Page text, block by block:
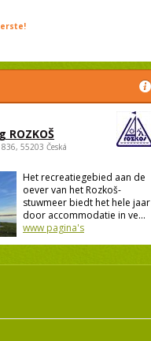
55203 Česká
Het recreatiegebied aan de
oever van het Rozkoš-
stuwmeer biedt het hele jaar
door accommodatie in ve...
www pagina's